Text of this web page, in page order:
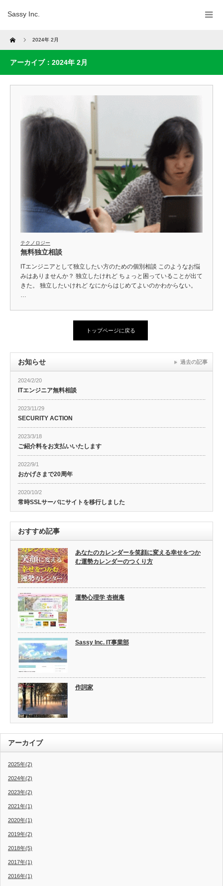
Sassy Inc.
Home 2024年 2月
アーカイブ：2024年 2月
テクノロジー
無料独立相談
ITエンジニアとして独立したい方のための個別相談 このようなお悩
みはありませんか？ 独立したけれど ちょっと困っていることが出て
きた。 独立したいけれど なにからはじめてよいのかわからない。
トップページに戻る
お知らせ
2024/2/20
ITエンジニア無料相談
2023/11/29
SECURITY ACTION
2023/3/18
ご紹介料をお支払いいたします
2022/9/1
おかげさまで20周年
2020/10/2
常時SSLサーバにサイトを移行しました
過去の記事
おすすめ記事
あなたのカレンダーを笑顔に変える幸せをつか
む運勢カレンダーのつくり方
運勢心理学 杏樹庵
Sassy Inc. IT事業部
作詞家
アーカイブ
2025年(2)
2024年(2)
2023年(2)
2021年(1)
2020年(1)
2019年(2)
2018年(5)
2017年(1)
2016年(1)